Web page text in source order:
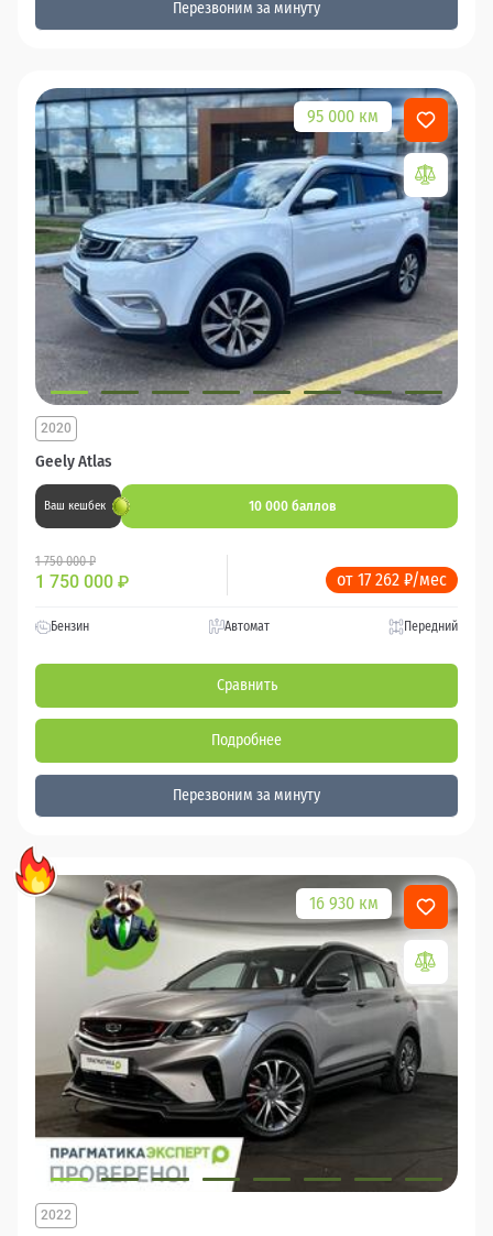
Перезвоним за минуту
95 000 км
Geely Atlas
2020
Ваш кешбек 10 000 баллов
1 750 000 ₽
1 750 000 ₽ от 17 262 ₽/мес
Бензин Автомат Передний
Сравнить
Подробнее
Перезвоним за минуту
16 930 км
2022